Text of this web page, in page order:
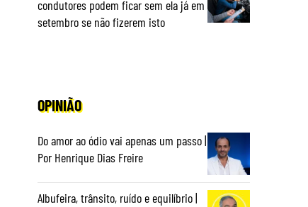
condutores podem ficar sem ela já em
setembro se não fizerem isto
OPINIÃO
Do amor ao ódio vai apenas um passo |
Por Henrique Dias Freire
Albufeira, trânsito, ruído e equilíbrio |